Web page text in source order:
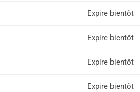
Expire bientôt
Expire bientôt
Expire bientôt
Expire bientôt